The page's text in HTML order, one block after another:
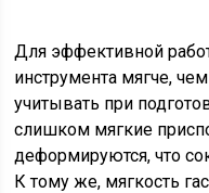
Для эффективной
инструмента мягче,
учитывать при
слишком мягкие
деформируются, что
К тому же, мягкость